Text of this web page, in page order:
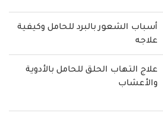
أسباب الشعور بالبرد للحامل وكيفية
علاجه
علاج التهاب الحلق للحامل بالأدوية
والأعشاب